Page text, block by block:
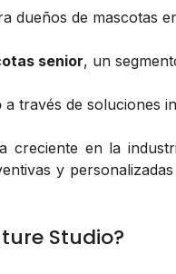
dueños de mascotas
senior, un
a través de soluciones
creciente en la
y
Studio?